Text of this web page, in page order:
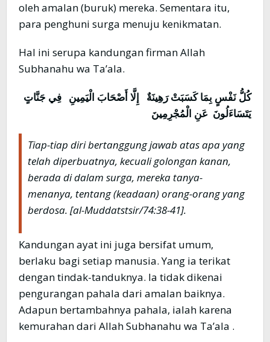
oleh amalan (buruk) mereka. Sementara itu,
para penghuni surga menuju kenikmatan.
Hal ini serupa kandungan firman Allah
Subhanahu wa Ta’ala.
كُلُّ نَفْسٍ بِمَا كَسَبَتْ رَهِينَةٌ إِلَّا أَصْحَابَ الْيَمِينِ فِي جَنَّاتٍ
يَتَسَاءَلُونَ عَنِ الْمُجْرِمِينَ
Tiap-tiap diri bertanggung jawab atas apa yang
telah diperbuatnya, kecuali golongan kanan,
berada di dalam surga, mereka tanya-
menanya, tentang (keadaan) orang-orang yang
berdosa. [al-Muddatstsir/74:38-41].
Kandungan ayat ini juga bersifat umum,
berlaku bagi setiap manusia. Yang ia terikat
dengan tindak-tanduknya. Ia tidak dikenai
pengurangan pahala dari amalan baiknya.
Adapun bertambahnya pahala, ialah karena
kemurahan dari Allah Subhanahu wa Ta’ala .